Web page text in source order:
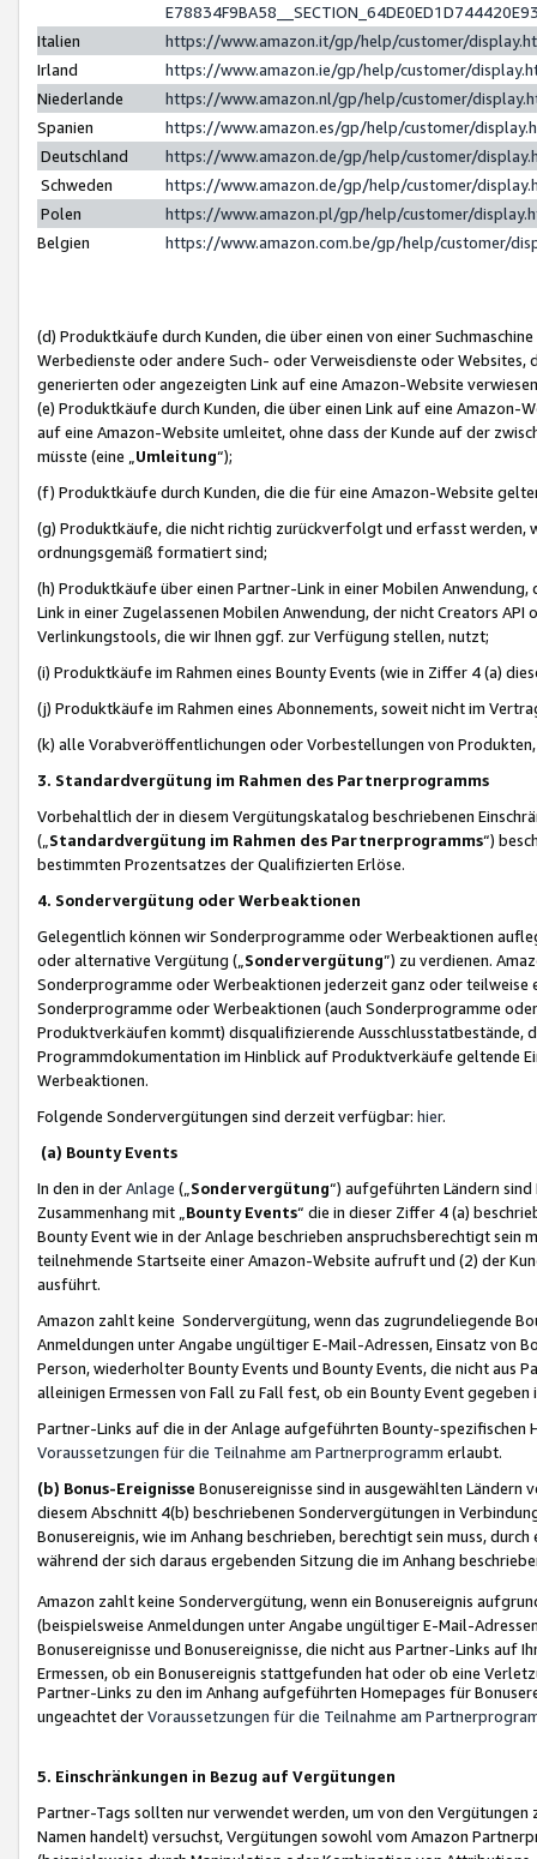
Italien
https://www.amazon.it/gp/help/customer/
Irland
https://www.amazon.ie/gp/help/customer/
Niederlande
https://www.amazon.nl/gp/help/customer/
Spanien
https://www.amazon.es/gp/help/customer/
Deutschland
https://www.amazon.de/gp/help/customer/
Schweden
https://www.amazon.de/gp/help/customer/
Polen
https://www.amazon.pl/gp/help/customer/
Belgien
https://www.amazon.com.be/gp/help/customer/
(d) Produktkäufe durch Kunden, die über einen von einer
Werbedienste oder andere Such- oder Verweisdienste oder Websites,
generierten oder angezeigten Link auf eine Amazon-Website
(e) Produktkäufe durch Kunden, die über einen Link auf eine
auf eine Amazon-Website umleitet, ohne dass der Kunde auf der
müsste (eine „ Umleitung“);
(f) Produktkäufe durch Kunden, die die für eine Amazon-Website
(g) Produktkäufe, die nicht richtig zurückverfolgt und erfasst werden,
ordnungsgemäß formatiert sind;
(h) Produktkäufe über einen Partner-Link in einer Mobilen
Link in einer Zugelassenen Mobilen Anwendung, der nicht Creators
Verlinkungstools, die wir Ihnen ggf. zur Verfügung stellen, nutzt;
(i) Produktkäufe im Rahmen eines Bounty Events (wie in Ziffer 4 (a)
(j) Produktkäufe im Rahmen eines Abonnements, soweit nicht im
(k) alle Vorabveröffentlichungen oder Vorbestellungen von
3. Standardvergütung im Rahmen des Partnerprogramms
Vorbehaltlich der in diesem Vergütungskatalog beschriebenen
(„ Standardvergütung im Rahmen des Partnerprogramms“)
bestimmten Prozentsatzes der Qualifizierten Erlöse.
4. Sondervergütung oder Werbeaktionen
Gelegentlich können wir Sonderprogramme oder Werbeaktionen
oder alternative Vergütung („ Sondervergütung”) zu verdienen.
Sonderprogramme oder Werbeaktionen jederzeit ganz oder
Sonderprogramme oder Werbeaktionen (auch Sonderprogramme
Produktverkäufen kommt) disqualifizierende Ausschlusstatbestände,
Programmdokumentation im Hinblick auf Produktverkäufe geltende
Werbeaktionen.
Folgende Sondervergütungen sind derzeit verfügbar: hier.
(a) Bounty Events
In den in derAnlage („ Sondervergütung“) aufgeführten Ländern
Zusammenhang mit „ Bounty Events“ die in dieser Ziffer 4 (a)
Bounty Event wie in der Anlage beschrieben anspruchsberechtigt sein
teilnehmende Startseite einer Amazon-Website aufruft und (2) der
ausführt.
Amazon zahlt keine Sondervergütung, wenn das zugrundeliegende
Anmeldungen unter Angabe ungültiger E-Mail-Adressen, Einsatz von
Person, wiederholter Bounty Events und Bounty Events, die nicht
alleinigen Ermessen von Fall zu Fall fest, ob ein Bounty Event
Partner-Links auf die in der Anlage aufgeführten Bounty-spezifischen
Voraussetzungen für die Teilnahme am Partnerprogramm erlaubt.
(b) Bonus-Ereignisse Bonusereignisse sind in ausgewählten Ländern
diesem Abschnitt 4(b) beschriebenen Sondervergütungen in
Bonusereignis, wie im Anhang beschrieben, berechtigt sein muss,
während der sich daraus ergebenden Sitzung die im Anhang
Amazon zahlt keine Sondervergütung, wenn ein Bonusereignis
(beispielsweise Anmeldungen unter Angabe ungültiger E-Mail-
Bonusereignisse und Bonusereignisse, die nicht aus Partner-Links auf
Ermessen, ob ein Bonusereignis stattgefunden hat oder ob eine
Partner-Links zu den im Anhang aufgeführten Homepages für
ungeachtet derVoraussetzungen für die Teilnahme am
5. Einschränkungen in Bezug auf Vergütungen
Partner-Tags sollten nur verwendet werden, um von den
Namen handelt) versuchst, Vergütungen sowohl vom Amazon